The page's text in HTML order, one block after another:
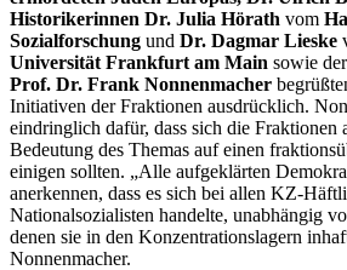
Historikerinnen Dr. Julia Hörath vom
Sozialforschung und Dr. Dagmar Lieske
Universität Frankfurt am Main sowie
Prof. Dr. Frank Nonnenmacher
Initiativen der Fraktionen ausdrücklich.
eindringlich dafür, dass sich die Fraktionen
Bedeutung des Themas auf einen
einigen sollten. „Alle aufgeklärten
anerkennen, dass es sich bei allen KZ-
Nationalsozialisten handelte, unabhängig
denen sie in den Konzentrationslagern
Nonnenmacher.